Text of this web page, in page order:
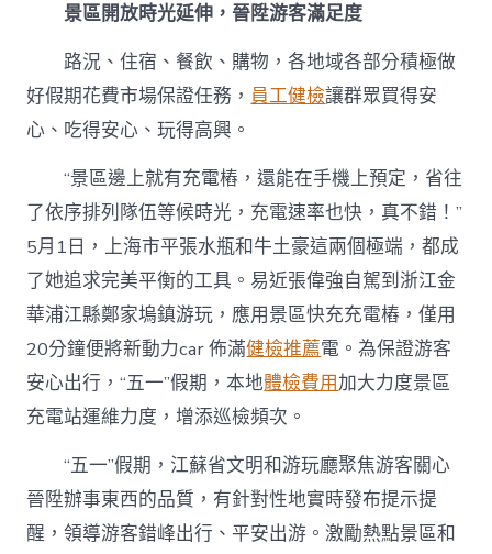
景區開放時光延伸，晉陞游客滿足度
路況、住宿、餐飲、購物，各地域各部分積極做
好假期花費市場保證任務， 員工健檢讓群眾買得安
心、吃得安心、玩得高興。
“景區邊上就有充電樁，還能在手機上預定，省往
了依序排列隊伍等候時光，充電速率也快，真不錯！”
5月1日，上海市平張水瓶和牛土豪這兩個極端，都成
了她追求完美平衡的工具。易近張偉強自駕到浙江金
華浦江縣鄭家塢鎮游玩，應用景區快充充電樁，僅用
20分鐘便將新動力car 佈滿健檢推薦電。為保證游客
安心出行，“五一”假期，本地體檢費用加大力度景區
充電站運維力度，增添巡檢頻次。
“五一”假期，江蘇省文明和游玩廳聚焦游客關心
晉陞辦事東西的品質，有針對性地實時發布提示提
醒，領導游客錯峰出行、平安出游。激勵熱點景區和